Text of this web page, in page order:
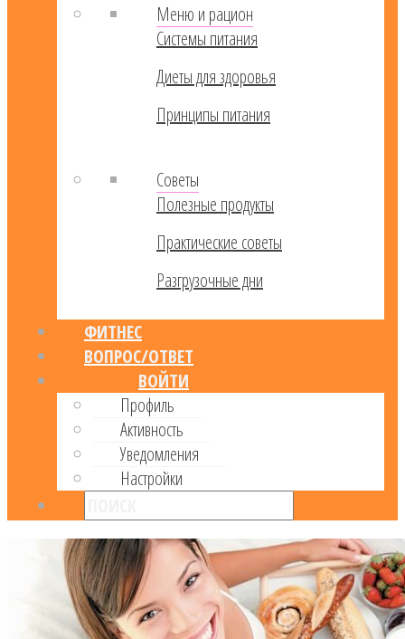
Меню и рацион
Системы питания
Диеты для здоровья
Принципы питания
Советы
Полезные продукты
Практические советы
Разгрузочные дни
ФИТНЕС
ВОПРОС/ОТВЕТ
ВОЙТИ
Профиль
Активность
Уведомления
Настройки